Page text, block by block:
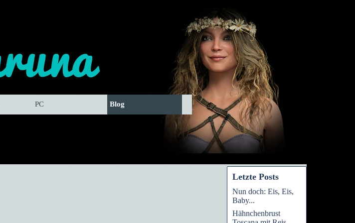
PC Blog
Letzte Posts
Nun doch: Eis, Eis,
Baby...
Hähnchenbrust